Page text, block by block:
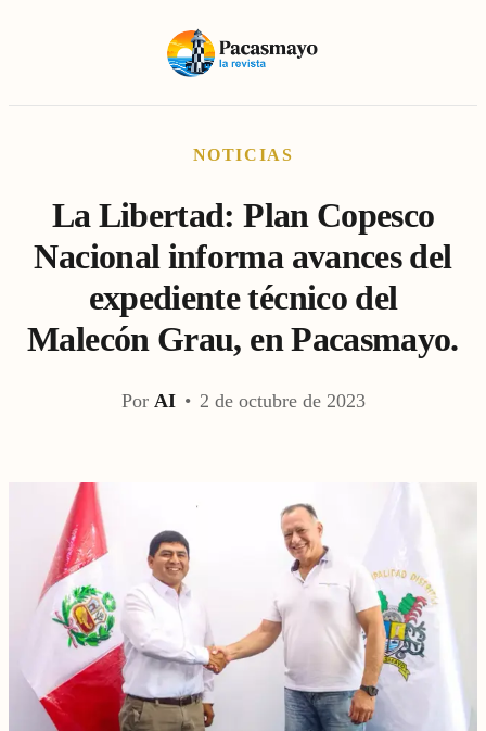
NOTICIAS
La Libertad: Plan Copesco
Nacional informa avances del
expediente técnico del
Malecón Grau, en Pacasmayo.
Por AI • 2 de octubre de 2023